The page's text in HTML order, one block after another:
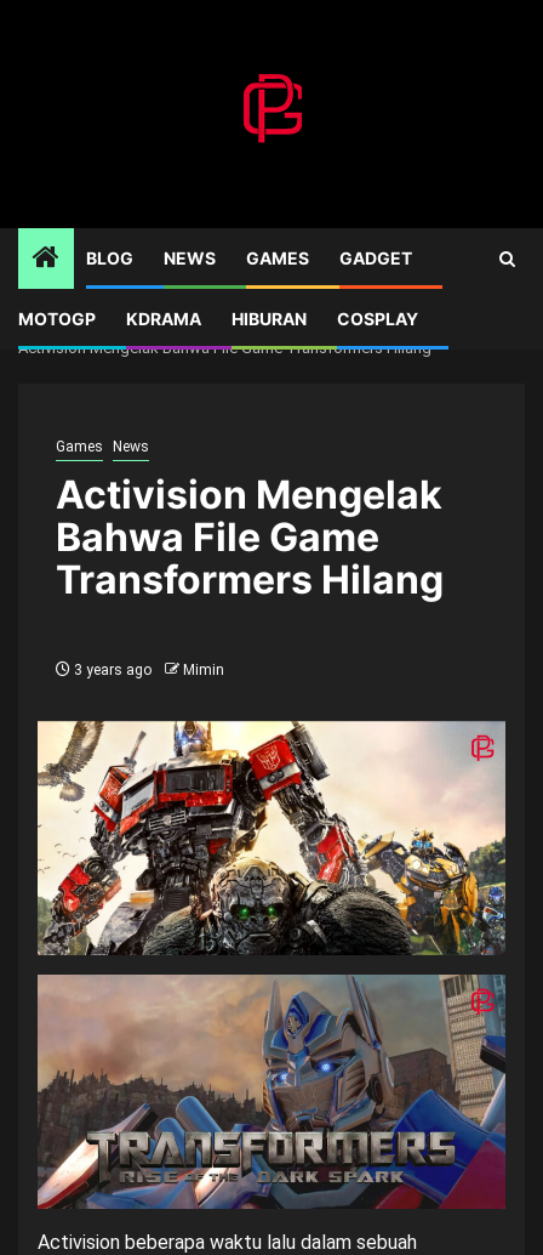
BLOG NEWS GAMES GADGET
MOTOGP KDRAMA HIBURAN COSPLAY
Home
Games
Activision Mengelak Bahwa File Game Transformers Hilang
Games News
Activision Mengelak
Bahwa File Game
Transformers Hilang
3 years ago Mimin
Activision beberapa waktu lalu dalam sebuah